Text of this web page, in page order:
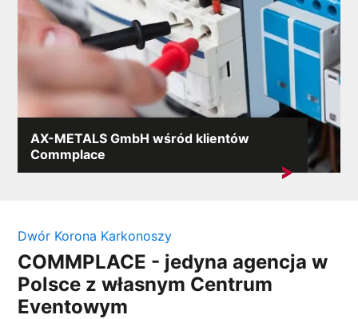
AX-METALS GmbH wśród klientów
Commplace
Z przyjemnością informujemy, że nasza agencja
Dwór Korona Karkonoszy
COMMPLACE - jedyna agencja w
Polsce z własnym Centrum
Eventowym